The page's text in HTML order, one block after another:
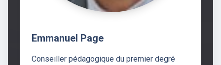
Emmanuel Page
Conseiller pédagogique du premier degré